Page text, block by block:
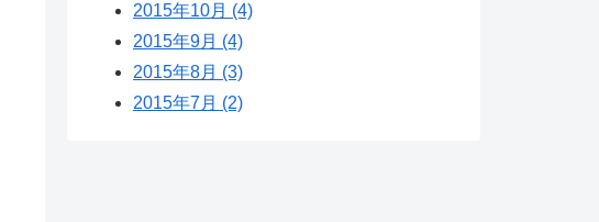
2015年10月 (4)
2015年9月 (4)
2015年8月 (3)
2015年7月 (2)